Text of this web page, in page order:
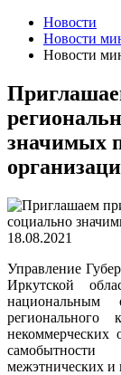
Новости
Новости
Новости
значимых
18.08.2021
Управление
Иркутской
национальным
регионального
некоммерческих
межэтнических